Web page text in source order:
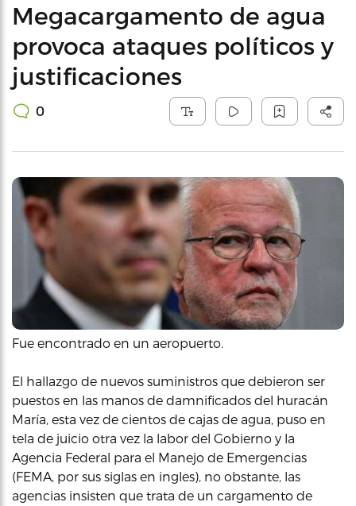
Megacargamento de agua
provoca ataques políticos y
justificaciones
0
Fue encontrado en un aeropuerto.
El hallazgo de nuevos suministros que debieron ser
puestos en las manos de damnificados del huracán
María, esta vez de cientos de cajas de agua, puso en
tela de juicio otra vez la labor del Gobierno y la
Agencia Federal para el Manejo de Emergencias
(FEMA, por sus siglas en ingles), no obstante, las
agencias insisten que trata de un cargamento de